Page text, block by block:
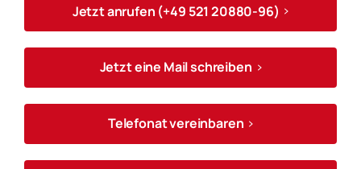
Jetzt anrufen (+49 521 20880-96)
Jetzt eine Mail schreiben
Telefonat vereinbaren